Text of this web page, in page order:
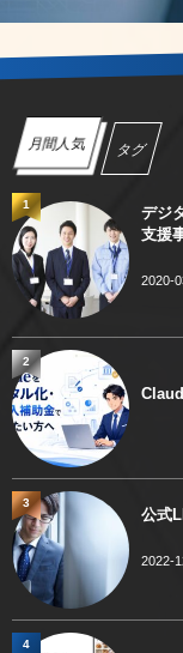
月間人気 タグ
デジ
支援
2020-
1
2
公式
2022-
3
4